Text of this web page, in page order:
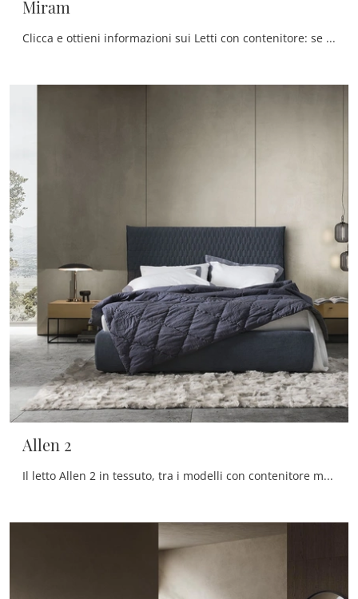
Miram
Clicca e ottieni informazioni sui Letti con contenitore: se sei alla ricerca di modelli matrimoniali moderni, il modello Miram Alf Da Frè fa al caso ...
Allen 2
Il letto Allen 2 in tessuto, tra i modelli con contenitore matrimoniali moderni di Alf Da Frè, è pensato per garantirti il sonno più profondo.